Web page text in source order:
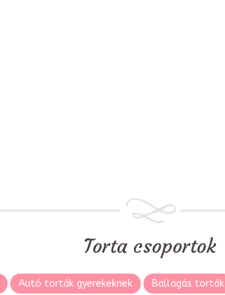
Torta csoportok
Autó torták gyerekeknek Ballagás torták